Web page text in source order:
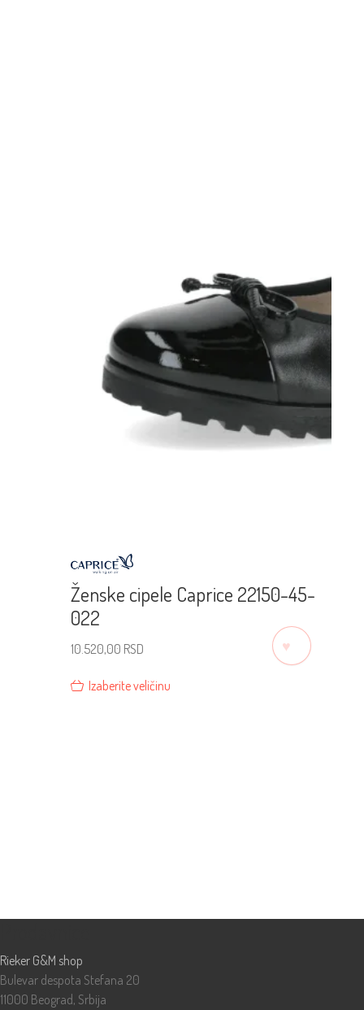
Ženske cipele Caprice 22150-45-
022
10.520,00 RSD
Izaberite veličinu
Rieker G&M shop
Bulevar despota Stefana 20
11000 Beograd, Srbija